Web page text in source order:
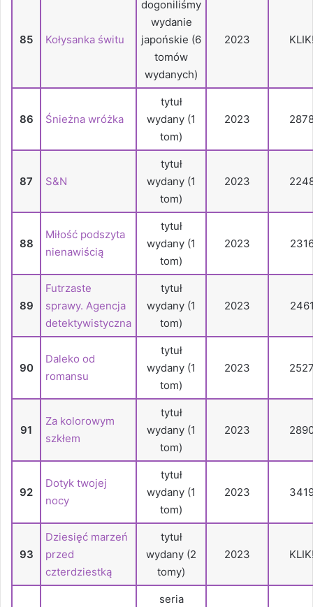
85 Kołysanka świtu
dogoniliśmy
wydanie
japońskie (6
tomów
wydanych)
2023
86 Śnieżna wróżka
tytuł
wydany (1
tom)
2023
87 S&N
tytuł
wydany (1
tom)
2023
88
Miłość podszyta
nienawiścią
tytuł
wydany (1
tom)
2023
89
Futrzaste
sprawy. Agencja
detektywistyczna
tytuł
wydany (1
tom)
2023
90
Daleko od
romansu
tytuł
wydany (1
tom)
2023
91
Za kolorowym
szkłem
tytuł
wydany (1
tom)
2023
92
Dotyk twojej
nocy
tytuł
wydany (1
tom)
2023
93
Dziesięć marzeń
przed
czterdziestką
tytuł
wydany (2
tomy)
2023
seria